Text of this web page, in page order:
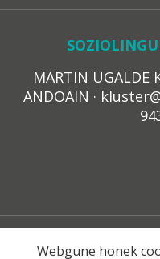
MARTIN UGALDE
ANDOAIN ·
Webgune honek